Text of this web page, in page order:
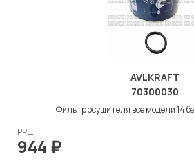
AVLKRAFT
70300030
Фильтр осушителя все модели 14
РРЦ
944 ₽